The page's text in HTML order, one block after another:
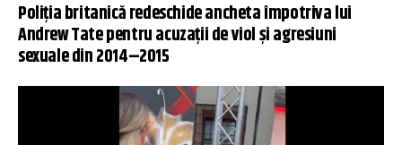
Poliția britanică redeschide ancheta împotriva lui
Andrew Tate pentru acuzații de viol și agresiuni
sexuale din 2014–2015